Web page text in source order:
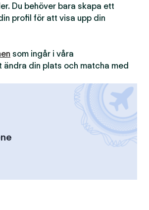
Du behöver bara skapa ett
profil för att visa upp din
som ingår i våra
din plats och matcha med